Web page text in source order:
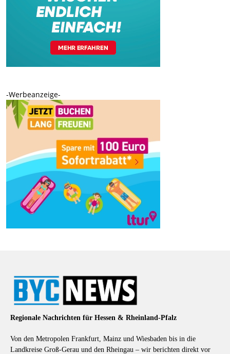
-Werbeanzeige-
Regionale Nachrichten für Hessen & Rheinland-Pfalz
Von den Metropolen Frankfurt, Mainz und Wiesbaden bis in die
Landkreise Groß-Gerau und den Rheingau – wir berichten direkt vor